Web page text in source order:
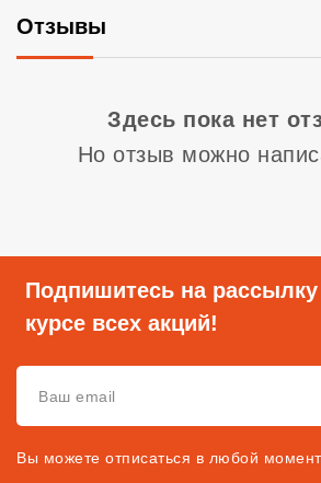
Отзывы
Здесь пока нет
Но отзыв можно
Подпишитесь на рассылку
курсе всех акций!
Вы можете отписаться в любой момент